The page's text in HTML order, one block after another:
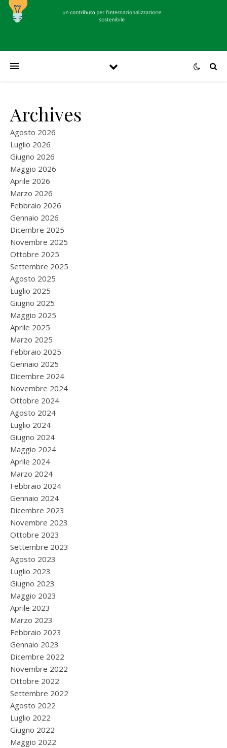
Archives
Agosto 2026
Luglio 2026
Giugno 2026
Maggio 2026
Aprile 2026
Marzo 2026
Febbraio 2026
Gennaio 2026
Dicembre 2025
Novembre 2025
Ottobre 2025
Settembre 2025
Agosto 2025
Luglio 2025
Giugno 2025
Maggio 2025
Aprile 2025
Marzo 2025
Febbraio 2025
Gennaio 2025
Dicembre 2024
Novembre 2024
Ottobre 2024
Agosto 2024
Luglio 2024
Giugno 2024
Maggio 2024
Aprile 2024
Marzo 2024
Febbraio 2024
Gennaio 2024
Dicembre 2023
Novembre 2023
Ottobre 2023
Settembre 2023
Agosto 2023
Luglio 2023
Giugno 2023
Maggio 2023
Aprile 2023
Marzo 2023
Febbraio 2023
Gennaio 2023
Dicembre 2022
Novembre 2022
Ottobre 2022
Settembre 2022
Agosto 2022
Luglio 2022
Giugno 2022
Maggio 2022